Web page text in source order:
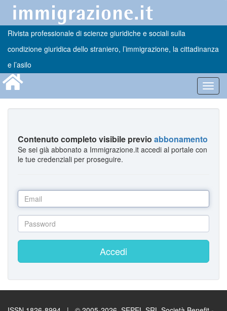
Rivista professionale di scienze giuridiche e sociali sulla
condizione giuridica dello straniero, l’immigrazione, la cittadinanza
e l’asilo
Contenuto completo visibile previo abbonamento
Se sei già abbonato a Immigrazione.it accedi al portale con
le tue credenziali per proseguire.
Accedi